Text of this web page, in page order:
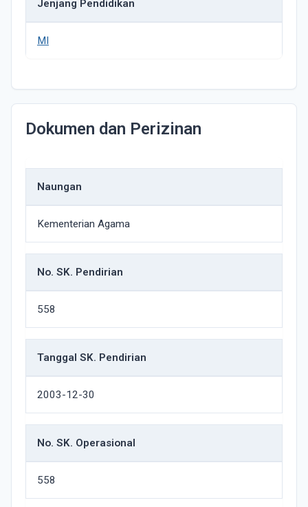
Jenjang Pendidikan
MI
Dokumen dan Perizinan
Naungan
Kementerian Agama
No. SK. Pendirian
558
Tanggal SK. Pendirian
2003-12-30
No. SK. Operasional
558